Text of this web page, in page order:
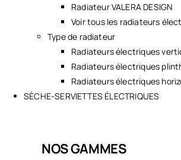
Radiateur VALERA DESIGN
Voir tous les radiateurs
Type de radiateur
Radiateurs électriques
Radiateurs électriques
Radiateurs électriques
SÈCHE-SERVIETTES ÉLECTRIQUES
NOS GAMMES